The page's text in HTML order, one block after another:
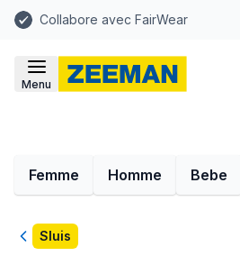
Collabore avec FairWear
Menu
Femme Homme Bebe
Retour
Sluis